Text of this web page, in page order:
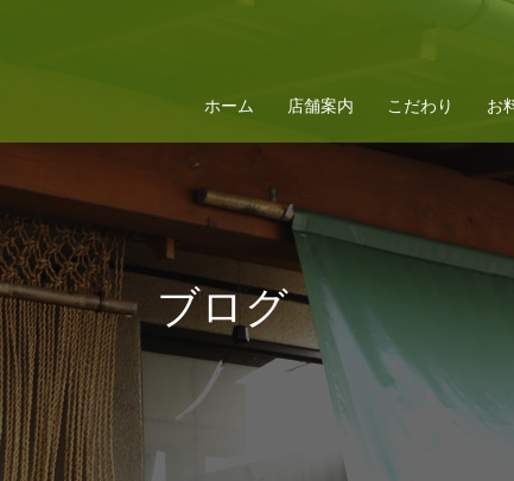
ホーム 店舗案内 こだわり お
ブログ